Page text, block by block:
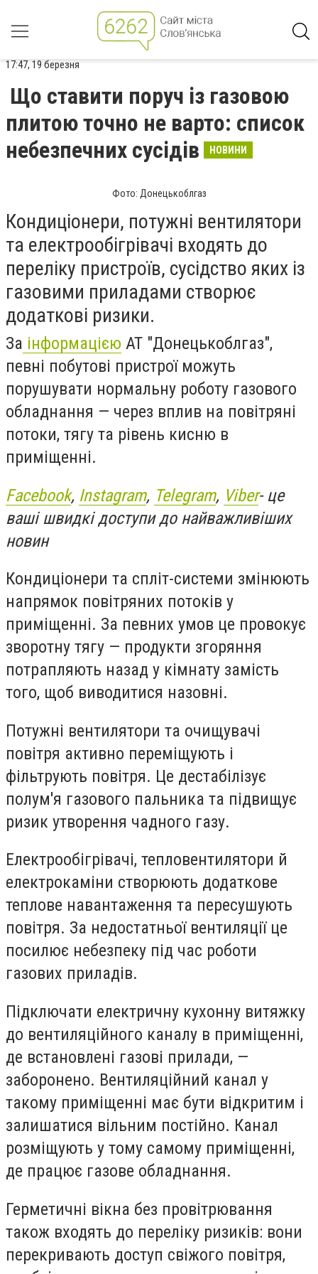
17:47, 19 березня
Що ставити поруч із газовою
плитою точно не варто: список
небезпечних сусідів
НОВИНИ
Фото: Донецькоблгаз
Кондиціонери, потужні вентилятори
та електрообігрівачі входять до
переліку пристроїв, сусідство яких із
газовими приладами створює
додаткові ризики.
За інформацією АТ "Донецькоблгаз",
певні побутові пристрої можуть
порушувати нормальну роботу газового
обладнання — через вплив на повітряні
потоки, тягу та рівень кисню в
приміщенні.
Facebook, Instagram, Telegram, Viber- це
ваші швидкі доступи до найважливіших
новин
Кондиціонери та спліт-системи змінюють
напрямок повітряних потоків у
приміщенні. За певних умов це провокує
зворотну тягу — продукти згоряння
потрапляють назад у кімнату замість
того, щоб виводитися назовні.
Потужні вентилятори та очищувачі
повітря активно переміщують і
фільтрують повітря. Це дестабілізує
полум'я газового пальника та підвищує
ризик утворення чадного газу.
Електрообігрівачі, тепловентилятори й
електрокаміни створюють додаткове
теплове навантаження та пересушують
повітря. За недостатньої вентиляції це
посилює небезпеку під час роботи
газових приладів.
Підключати електричну кухонну витяжку
до вентиляційного каналу в приміщенні,
де встановлені газові прилади, —
заборонено. Вентиляційний канал у
такому приміщенні має бути відкритим і
залишатися вільним постійно. Канал
розміщують у тому самому приміщенні,
де працює газове обладнання.
Герметичні вікна без провітрювання
також входять до переліку ризиків: вони
перекривають доступ свіжого повітря,